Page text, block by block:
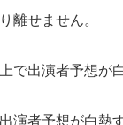
離せません。
で出演者予想が
演者予想が白熱